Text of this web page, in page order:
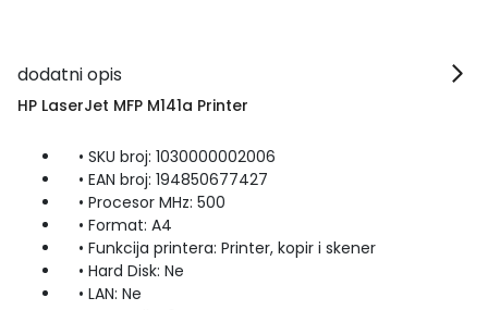
dodatni opis
HP LaserJet MFP M141a Printer
• SKU broj: 1030000002006
• EAN broj: 194850677427
• Procesor MHz: 500
• Format: A4
• Funkcija printera: Printer, kopir i skener
• Hard Disk: Ne
• LAN: Ne